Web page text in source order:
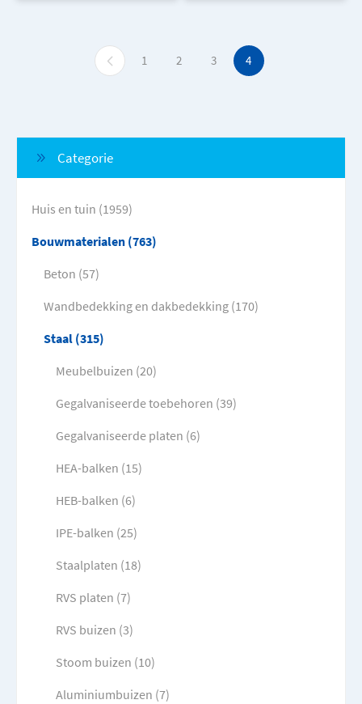
1 2 3 4
Categorie
Huis en tuin (1959)
Bouwmaterialen (763)
Beton (57)
Wandbedekking en dakbedekking (170)
Staal (315)
Meubelbuizen (20)
Gegalvaniseerde toebehoren (39)
Gegalvaniseerde platen (6)
HEA-balken (15)
HEB-balken (6)
IPE-balken (25)
Staalplaten (18)
RVS platen (7)
RVS buizen (3)
Stoom buizen (10)
Aluminiumbuizen (7)